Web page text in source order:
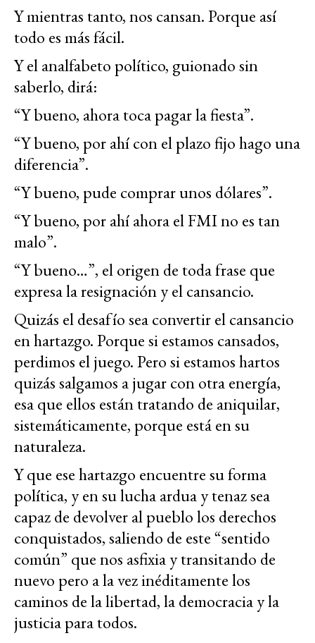
Y mientras tanto, nos cansan. Porque así
todo es más fácil.
Y el analfabeto político, guionado sin
saberlo, dirá:
“Y bueno, ahora toca pagar la fiesta”.
“Y bueno, por ahí con el plazo fijo hago una
diferencia”.
“Y bueno, pude comprar unos dólares”.
“Y bueno, por ahí ahora el FMI no es tan
malo”.
“Y bueno…”, el origen de toda frase que
expresa la resignación y el cansancio.
Quizás el desafío sea convertir el cansancio
en hartazgo. Porque si estamos cansados,
perdimos el juego. Pero si estamos hartos
quizás salgamos a jugar con otra energía,
esa que ellos están tratando de aniquilar,
sistemáticamente, porque está en su
naturaleza.
Y que ese hartazgo encuentre su forma
política, y en su lucha ardua y tenaz sea
capaz de devolver al pueblo los derechos
conquistados, saliendo de este “sentido
común” que nos asfixia y transitando de
nuevo pero a la vez inéditamente los
caminos de la libertad, la democracia y la
justicia para todos.